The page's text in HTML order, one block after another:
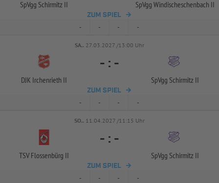
SpVgg Schirmitz II SpVgg Windischeschenbach II
ZUM SPIEL
- - - -
SA.. 27.03.2027 /13:00 Uhr
DJK Irchenrieth II
- : -
SpVgg Schirmitz II
ZUM SPIEL
- - - -
SO.. 11.04.2027 /11:15 Uhr
TSV Flossenbürg II
- : -
SpVgg Schirmitz II
ZUM SPIEL
- - - -